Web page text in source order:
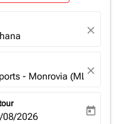
close
- Monrovia (MLW),
close
label return-date-aria-
08/2026 today